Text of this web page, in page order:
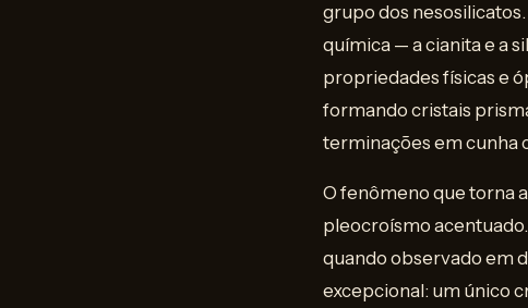
grupo dos
química — a cianita e a
propriedades físicas e
formando cristais
terminações em cunha
O fenômeno que torna
pleocroísmo
quando observado em
excepcional: um único